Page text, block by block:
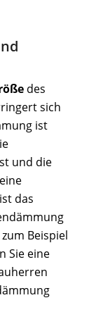
des
sich
ist
und die
das
Beispiel
Sie eine